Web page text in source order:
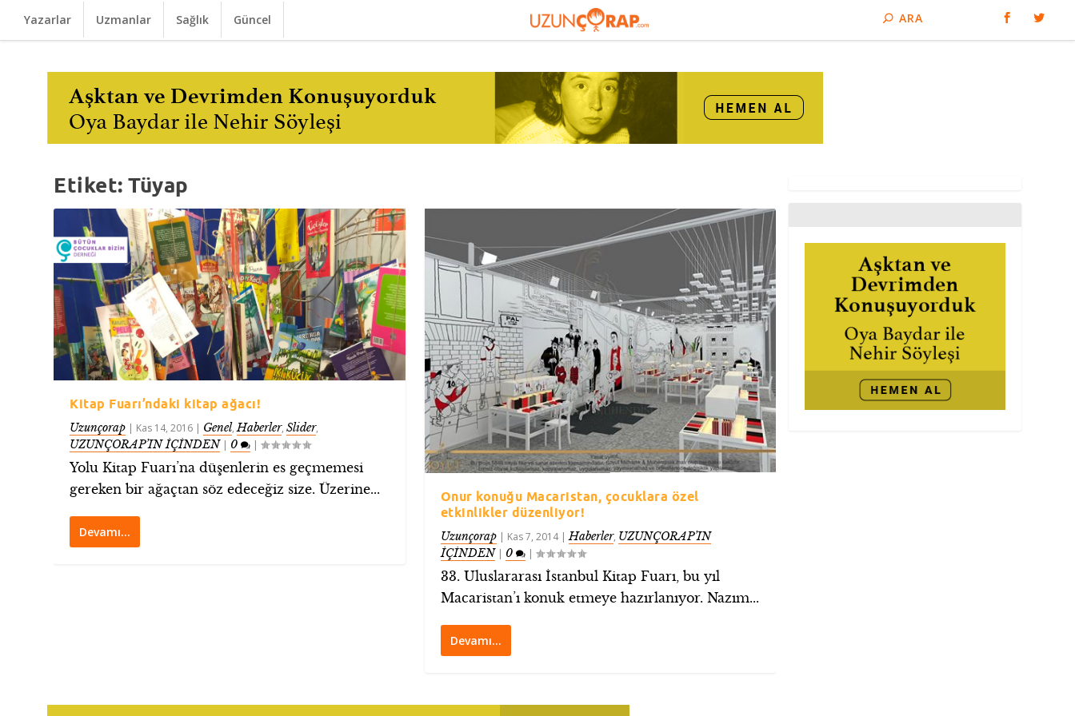
Yazarlar Uzmanlar Sağlık Güncel
Etiket:Tüyap
Kitap Fuarı’ndaki kitap ağacı!
Uzunçorap | Kas 14, 2016 | Genel,Haberler,Slider,
UZUNÇORAP’IN İÇİNDEN| 0 |
Yolu Kitap Fuarı’na düşenlerin es geçmemesi
gereken bir ağaçtan söz edeceğiz size. Üzerine...
Devamı…
Onur konuğu Macaristan, çocuklara özel
etkinlikler düzenliyor!
Uzunçorap| Kas 7, 2014|Haberler, UZUNÇORAP’IN
İÇİNDEN| 0 |
33. Uluslararası İstanbul Kitap Fuarı, bu yıl
Macaristan’ı konuk etmeye hazırlanıyor. Nazım...
Devamı…